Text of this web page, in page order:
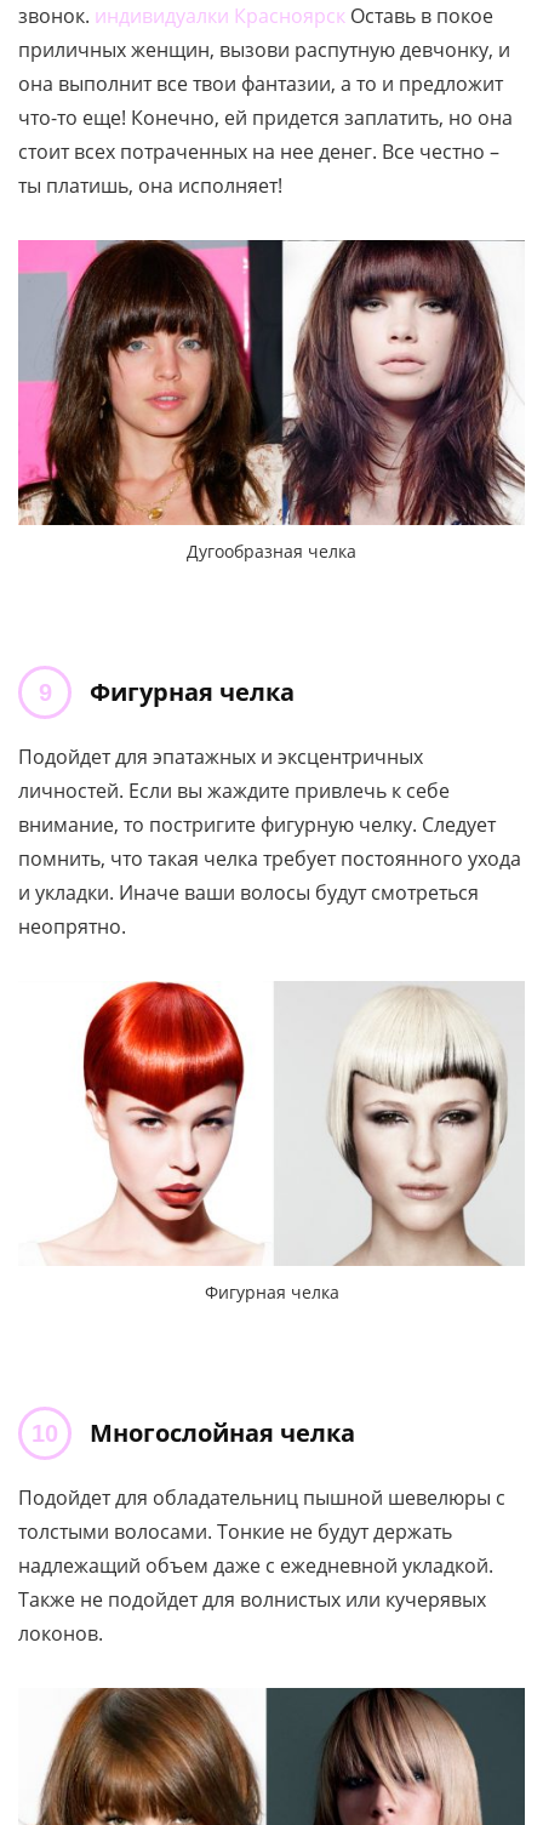
звонок. индивидуалки Красноярск Оставь в покое
приличных женщин, вызови распутную девчонку, и
она выполнит все твои фантазии, а то и предложит
что-то еще! Конечно, ей придется заплатить, но она
стоит всех потраченных на нее денег. Все честно –
ты платишь, она исполняет!
Дугообразная челка
Фигурная челка
Подойдет для эпатажных и эксцентричных
личностей. Если вы жаждите привлечь к себе
внимание, то постригите фигурную челку. Следует
помнить, что такая челка требует постоянного ухода
и укладки. Иначе ваши волосы будут смотреться
неопрятно.
Фигурная челка
Многослойная челка
Подойдет для обладательниц пышной шевелюры с
толстыми волосами. Тонкие не будут держать
надлежащий объем даже с ежедневной укладкой.
Также не подойдет для волнистых или кучерявых
локонов.